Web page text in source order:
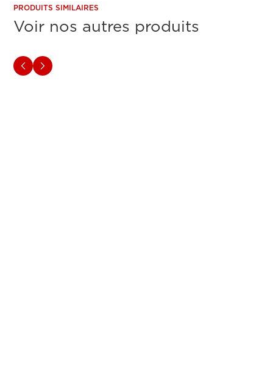
PRODUITS SIMILAIRES
Voir nos autres produits